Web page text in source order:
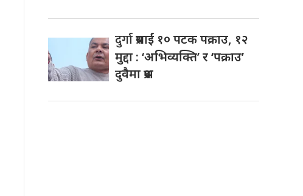
दुर्गाप्रसाईं १० पटक पक्राउ, १२
मुद्दा : ‘अभिव्यक्ति’ र ‘पक्राउ’
दुवैमा प्रश्न